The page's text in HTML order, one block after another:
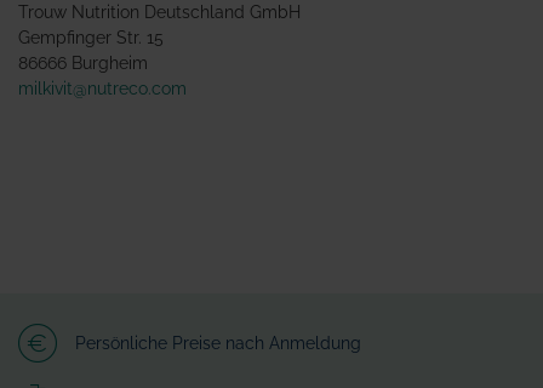
Trouw Nutrition Deutschland GmbH
Gempfinger Str. 15
86666 Burgheim
milkivit@nutreco.com
Persönliche Preise nach Anmeldung